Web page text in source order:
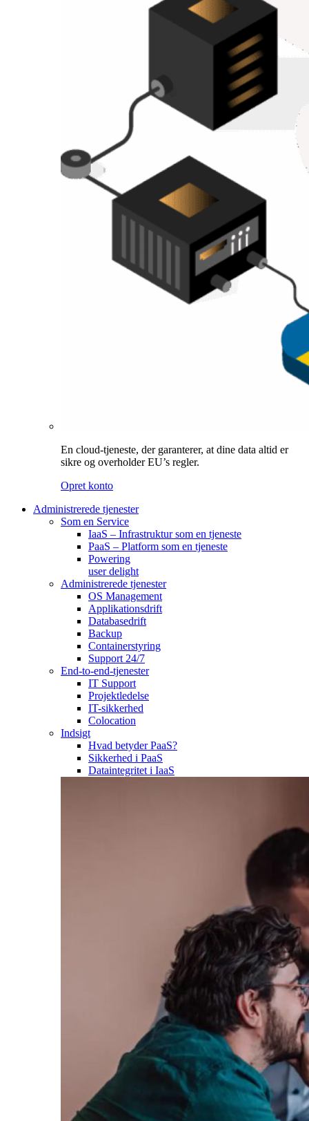
En cloud-tjeneste, der garanterer, at dine data altid er
sikre og overholder EU’s regler.
Opret konto
Administrerede tjenester
Som en Service
IaaS – Infrastruktur som en tjeneste
PaaS – Platform som en tjeneste
Powering
user delight
Administrerede tjenester
OS Management
Applikationsdrift
Databasedrift
Backup
Containerstyring
Support 24/7
End-to-end-tjenester
IT Support
Projektledelse
IT-sikkerhed
Colocation
Indsigt
Hvad betyder PaaS?
Sikkerhed i PaaS
Dataintegritet i IaaS